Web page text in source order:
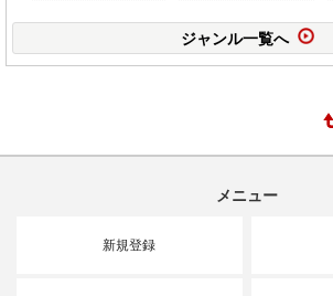
ジャンル一覧へ
メニュー
新規登録